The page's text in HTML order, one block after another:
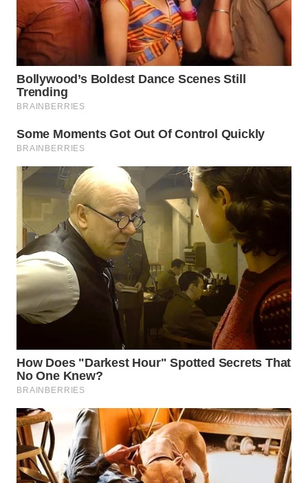
WN
SULSEL
WN
GORONTALO
WN
SULUT
WN
MALUKU
WN
MALUT
WN
DAIRI
DANAU
TOBA
WN
NIAS
WN
LANGKAT